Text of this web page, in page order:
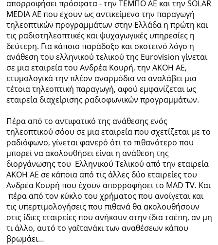
απορροφήσει πρόσφατα - την ΤΕΜΠΟ ΑΕ και την SOLAR
MEDIA ΑΕ που έχουν ως αντικείμενο την παραγωγή
τηλεοπτικών προγραμμάτων στην Ελλάδα η πρώτη και
τις ραδιοτηλεοπτικές και ψυχαγωγικές υπηρεσίες η
δεύτερη. Για κάποιο παράδοξο και σκοτεινό λόγο η
ανάθεση του ελληνικού τελικού της Eurovision γίνεται
σε μια εταιρεία του Ανδρέα Κουρή, την ΑΚΟΗ ΑΕ,
ετυμολογικά την πλέον αναρμόδια να αναλάβει μια
τέτοια τηλεοπτική παραγωγή, αφού εμφανίζεται ως
εταιρεία διαχείρισης ραδιοφωνικών προγραμμάτων.
Πέρα από το αντιφατικό της ανάθεσης ενός
τηλεοπτικού σόου σε μια εταιρεία που σχετίζεται με το
ραδιόφωνο, γίνεται φανερό ότι το πιθανότερο που
μπορεί να ακολουθήσει είναι η ανάθεση της
διοργάνωσης του Ελληνικού Τελικού από την εταιρεία
ΑΚΟΗ ΑΕ σε κάποια από τις άλλες δύο εταιρείες του
Ανδρέα Κουρή που έχουν απορροφήσει το MAD TV. Και
πέρα από τον κύκλο του χρήματος που ανοίγεται και
τις υπερτιμολογήσεις που πιθανά θα ακολουθήσουν
στις ίδιες εταιρείες που ανήκουν στην ίδια τσέπη, αν μη
τι άλλο, αυτό το γαϊτανάκι των αναθέσεων κάπου
βρωμάει…